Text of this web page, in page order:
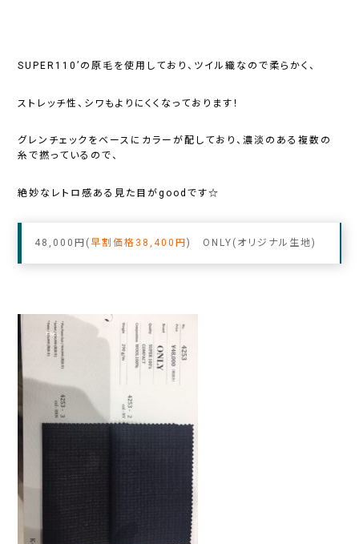
SUPER110’の原毛を使用しており、ツイル織なので柔らかく、
ストレッチ性、シワもよりにくくなっております！
グレンチェックをベースにカラーが配しており、濃淡のある複数の
糸で撚っているので、
絶妙なレトロ感ある見た目がgoodです☆
48,000円( 早割価格38,400円) ONLY(オリジナル生地)